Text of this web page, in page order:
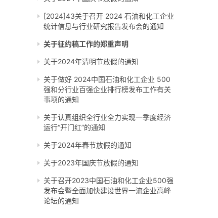
[2024]43关于召开 2024 石油和化工企业
统计信息与行业研究报告发布会的通知
关于征约稿工作的郑重声明
关于2024年清明节放假的通知
关于做好 2024中国石油和化工企业 500
强和分行业百强企业排行榜发布工作有关
事项的通知
关于认真组织全行业全力实现一季度经济
运行“开门红”的通知
关于2024年春节放假的通知
关于2023年国庆节放假的通知
关于召开2023中国石油和化工企业500强
发布会暨全面加快建设世界一流企业高峰
论坛的通知